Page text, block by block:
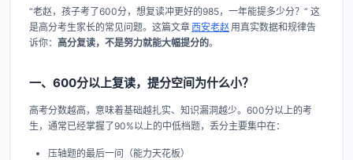
“老赵，孩子考了600分，想复读冲更好的985，一年能提多少分？” 这
是高分考生家长的常见问题。这篇文章西安老赵 用真实数据和规律告
诉你： 高分复读，不是努力就能大幅提分的。
一、600分以上复读，提分空间为什么小？
高考分数越高，意味着基础越扎实、知识漏洞越少。600分以上的考
生，通常已经掌握了90%以上的中低档题，丢分主要集中在：
压轴题的最后一问（能力天花板）